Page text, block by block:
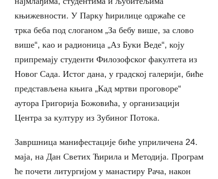
књижевности. У Парку ћирилице одржаће се
трка беба под слоганом „За бебу више, за слово
више“, као и радионица „Аз Буки Веде“, коју
припремају студенти Филозофског факултета из
Новог Сада. Истог дана, у градској галерији, биће
представљена књига „Кад мртви проговоре“
аутора Григорија Божовића, у организацији
Центра за културу из Зубиног Потока.
Завршница манифестације биће уприличена 24.
маја, на Дан Светих Ћирила и Методија. Програм
ће почети литургијом у манастиру Рача, након